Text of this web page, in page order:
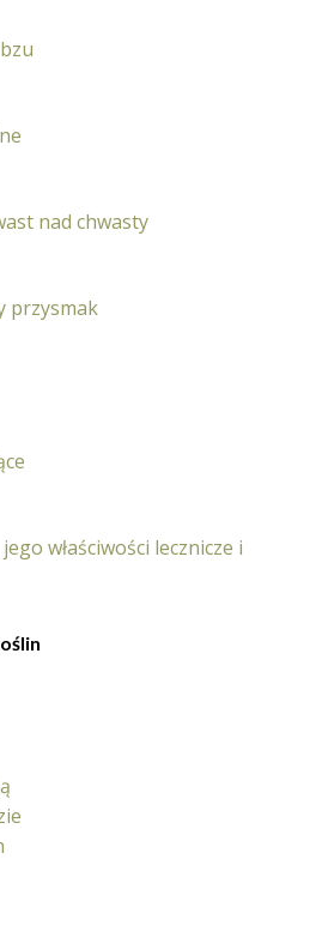
nad chwasty
przysmak
właściwości lecznicze i